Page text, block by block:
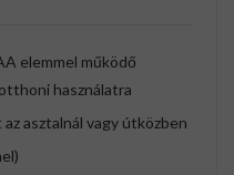
elemmel működő
használatra
asztalnál vagy útközben